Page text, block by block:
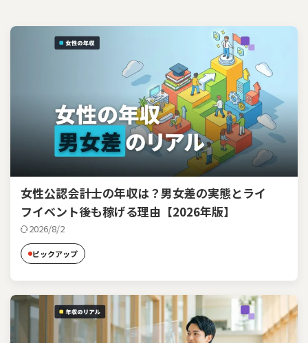
女性公認会計士の年収は？男女差の実態とライ
フイベント後も稼げる理由【2026年版】
2026/8/2
ピックアップ